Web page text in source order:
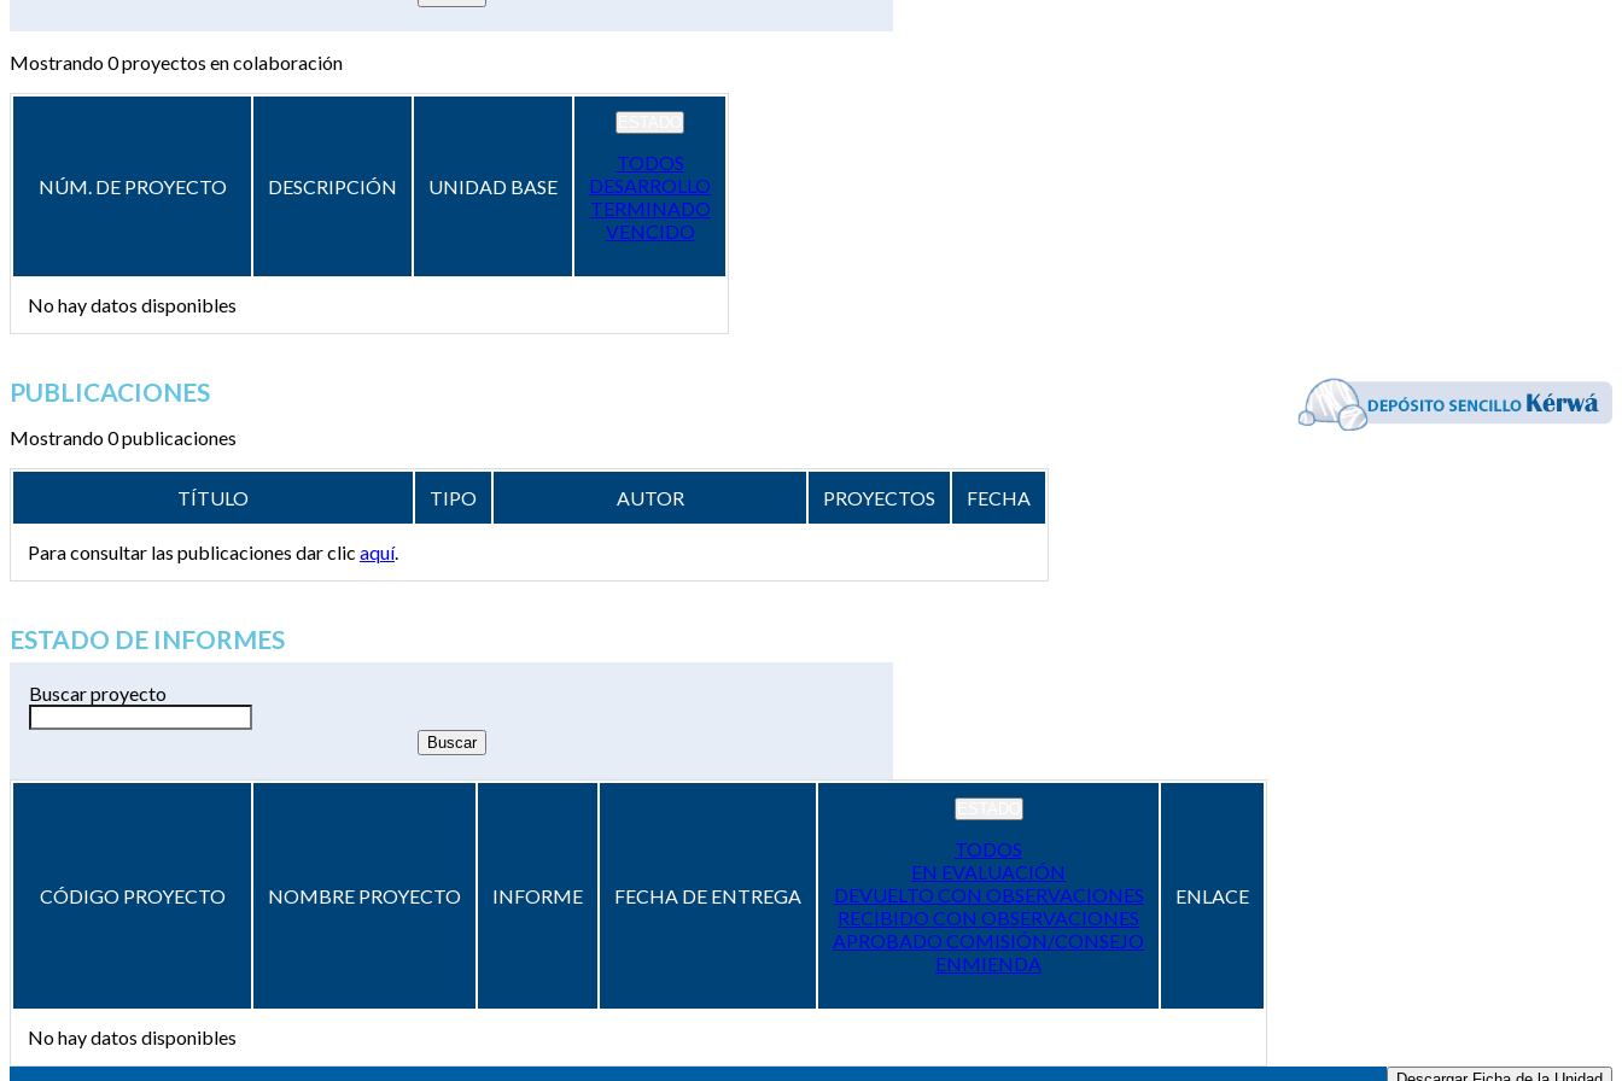
Mostrando0proyectos en colaboración
NÚM. DE PROYECTO DESCRIPCIÓN UNIDAD BASE
TODOS
DESARROLLO
TERMINADO
VENCIDO
No hay datos disponibles
PUBLICACIONES
Mostrando 0 publicaciones
TÍTULO TIPO AUTOR PROYECTOS FECHA
Para consultar las publicaciones dar clic aquí.
ESTADO DE INFORMES
Buscar proyecto
CÓDIGO PROYECTO NOMBRE PROYECTO INFORME FECHA DE ENTREGA
TODOS
EN EVALUACIÓN
DEVUELTO CON OBSERVACIONES
RECIBIDO CON OBSERVACIONES
APROBADO COMISIÓN/CONSEJO
ENMIENDA
ENLACE
No hay datos disponibles